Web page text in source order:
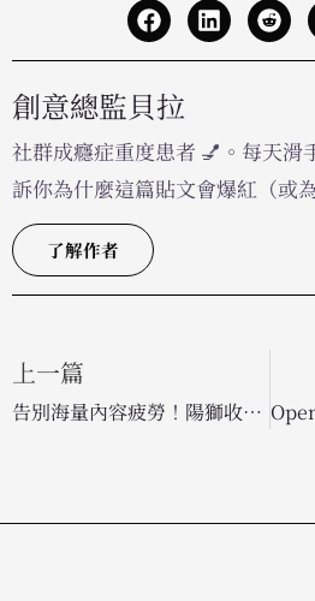
創意總監貝拉
社群成癮症重度患者 💅。每天滑
訴你為什麼這篇貼文會爆紅（或
了解作者
上一篇
告別海量內容疲勞！陽獅收購 AI 新創 AdgeAI，用數據精準捕捉高轉化創意